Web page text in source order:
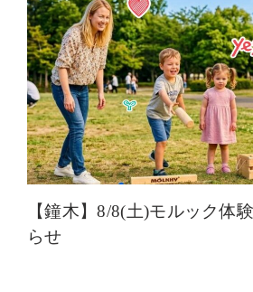
【鐘木】8/8(土)モルック体
らせ